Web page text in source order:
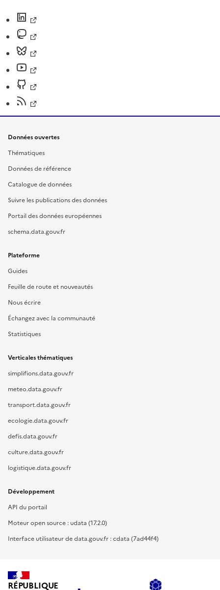
Données ouvertes
Thématiques
Données de référence
Catalogue de données
Suivre les publications des données
Portail des données européennes
schema.data.gouv.fr
Plateforme
Guides
Feuille de route et nouveautés
Nous écrire
Échangez avec la communauté
Statistiques
Verticales thématiques
simplifions.data.gouv.fr
meteo.data.gouv.fr
transport.data.gouv.fr
ecologie.data.gouv.fr
defis.data.gouv.fr
culture.data.gouv.fr
logistique.data.gouv.fr
Développement
API du portail
Moteur open source : udata (17.2.0)
Interface utilisateur de data.gouv.fr : cdata (7ad44f4)
RÉPUBLIQUE